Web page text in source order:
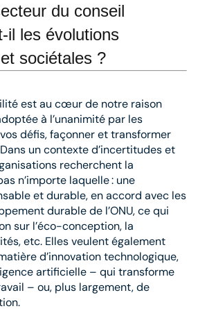
du conseil
il les évolutions
sociétales ?
est au cœur de notre raison
à l’unanimité par les
défis, façonner et transformer
un contexte d’incertitudes et
recherchent la
n’importe laquelle : une
et durable, en accord avec les
durable de l’ONU, ce qui
sur l’éco-conception, la
etc. Elles veulent également
d’innovation technologique,
artificielle – qui transforme
– ou, plus largement, de